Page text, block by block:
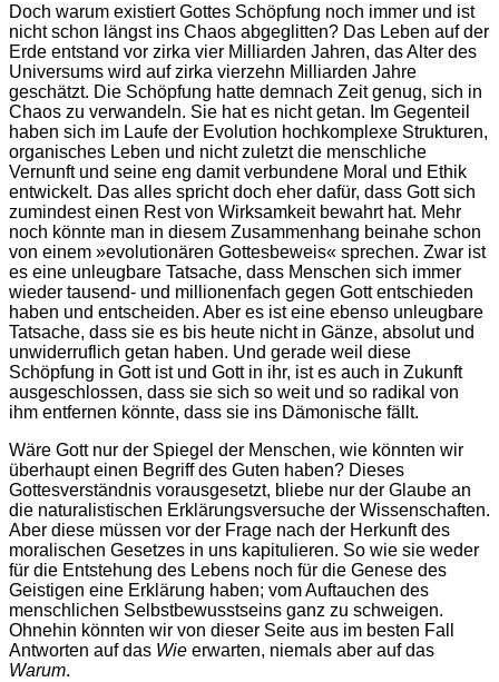
Doch warum existiert Gottes Schöpfung noch immer und ist
nicht schon längst ins Chaos abgeglitten? Das Leben auf der
Erde entstand vor zirka vier Milliarden Jahren, das Alter des
Universums wird auf zirka vierzehn Milliarden Jahre
geschätzt. Die Schöpfung hatte demnach Zeit genug, sich in
Chaos zu verwandeln. Sie hat es nicht getan. Im Gegenteil
haben sich im Laufe der Evolution hochkomplexe Strukturen,
organisches Leben und nicht zuletzt die menschliche
Vernunft und seine eng damit verbundene Moral und Ethik
entwickelt. Das alles spricht doch eher dafür, dass Gott sich
zumindest einen Rest von Wirksamkeit bewahrt hat. Mehr
noch könnte man in diesem Zusammenhang beinahe schon
von einem »evolutionären Gottesbeweis« sprechen. Zwar ist
es eine unleugbare Tatsache, dass Menschen sich immer
wieder tausend- und millionenfach gegen Gott entschieden
haben und entscheiden. Aber es ist eine ebenso unleugbare
Tatsache, dass sie es bis heute nicht in Gänze, absolut und
unwiderruflich getan haben. Und gerade weil diese
Schöpfung in Gott ist und Gott in ihr, ist es auch in Zukunft
ausgeschlossen, dass sie sich so weit und so radikal von
ihm entfernen könnte, dass sie ins Dämonische fällt.
Wäre Gott nur der Spiegel der Menschen, wie könnten wir
überhaupt einen Begriff des Guten haben? Dieses
Gottesverständnis vorausgesetzt, bliebe nur der Glaube an
die naturalistischen Erklärungsversuche der Wissenschaften.
Aber diese müssen vor der Frage nach der Herkunft des
moralischen Gesetzes in uns kapitulieren. So wie sie weder
für die Entstehung des Lebens noch für die Genese des
Geistigen eine Erklärung haben; vom Auftauchen des
menschlichen Selbstbewusstseins ganz zu schweigen.
Ohnehin könnten wir von dieser Seite aus im besten Fall
Antworten auf das Wie erwarten, niemals aber auf das
Warum.